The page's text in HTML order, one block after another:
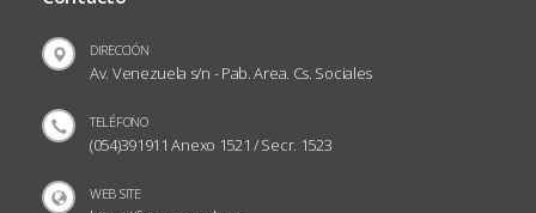
Contacto
DIRECCIÓN
Av. Venezuela s/n - Pab. Area. Cs. Sociales
TELÉFONO